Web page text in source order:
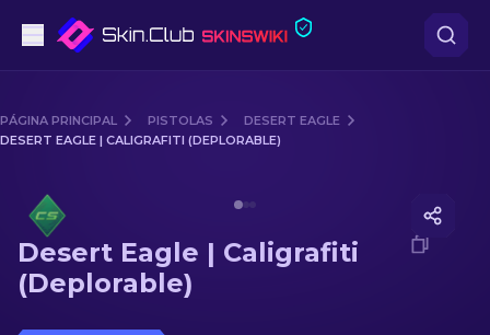
Gama media
Fusiles de Francotirador
PÁGINA PRINCIPAL PISTOLAS
DESERT EAGLE
DESERT EAGLE | CALIGRAFITI (DEPLORABLE)
Desert Eagle | Caligrafiti
(Deplorable)